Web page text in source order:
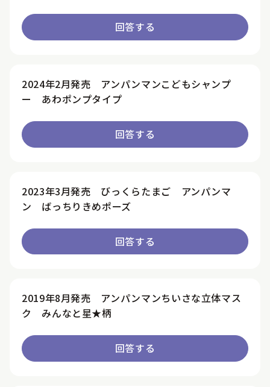
回答する
2024年2月発売 アンパンマンこどもシャンプ
ー あわポンプタイプ
回答する
2023年3月発売 びっくらたまご アンパンマ
ン ばっちりきめポーズ
回答する
2019年8月発売 アンパンマンちいさな立体マス
ク みんなと星★柄
回答する